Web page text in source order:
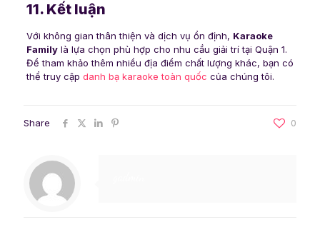
11. Kết luận
Với không gian thân thiện và dịch vụ ổn định, Karaoke
Familylà lựa chọn phù hợp cho nhu cầu giải trí tại Quận 1.
Để tham khảo thêm nhiều địa điểm chất lượng khác, bạn có
thể truy cập danh bạ karaoke toàn quốc của chúng tôi.
Share 0